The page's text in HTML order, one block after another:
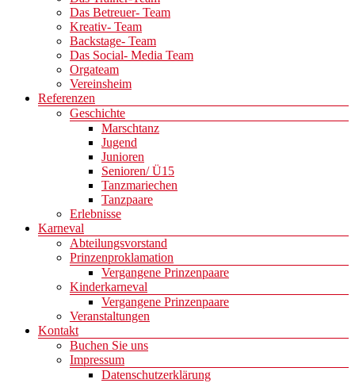
Das Betreuer- Team
Kreativ- Team
Backstage- Team
Das Social- Media Team
Orgateam
Vereinsheim
Referenzen
Geschichte
Marschtanz
Jugend
Junioren
Senioren/ Ü15
Tanzmariechen
Tanzpaare
Erlebnisse
Karneval
Abteilungsvorstand
Prinzenproklamation
Vergangene Prinzenpaare
Kinderkarneval
Vergangene Prinzenpaare
Veranstaltungen
Kontakt
Buchen Sie uns
Impressum
Datenschutzerklärung